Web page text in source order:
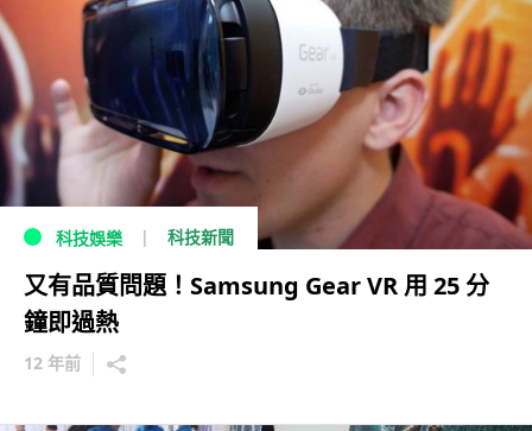
科技娛樂 科技新聞
又有品質問題！Samsung Gear VR 用 25 分
鐘即過熱
12 年前